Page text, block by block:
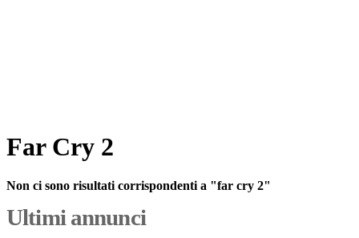
Far Cry 2
Non ci sono risultati corrispondenti a "far cry 2"
Ultimi annunci